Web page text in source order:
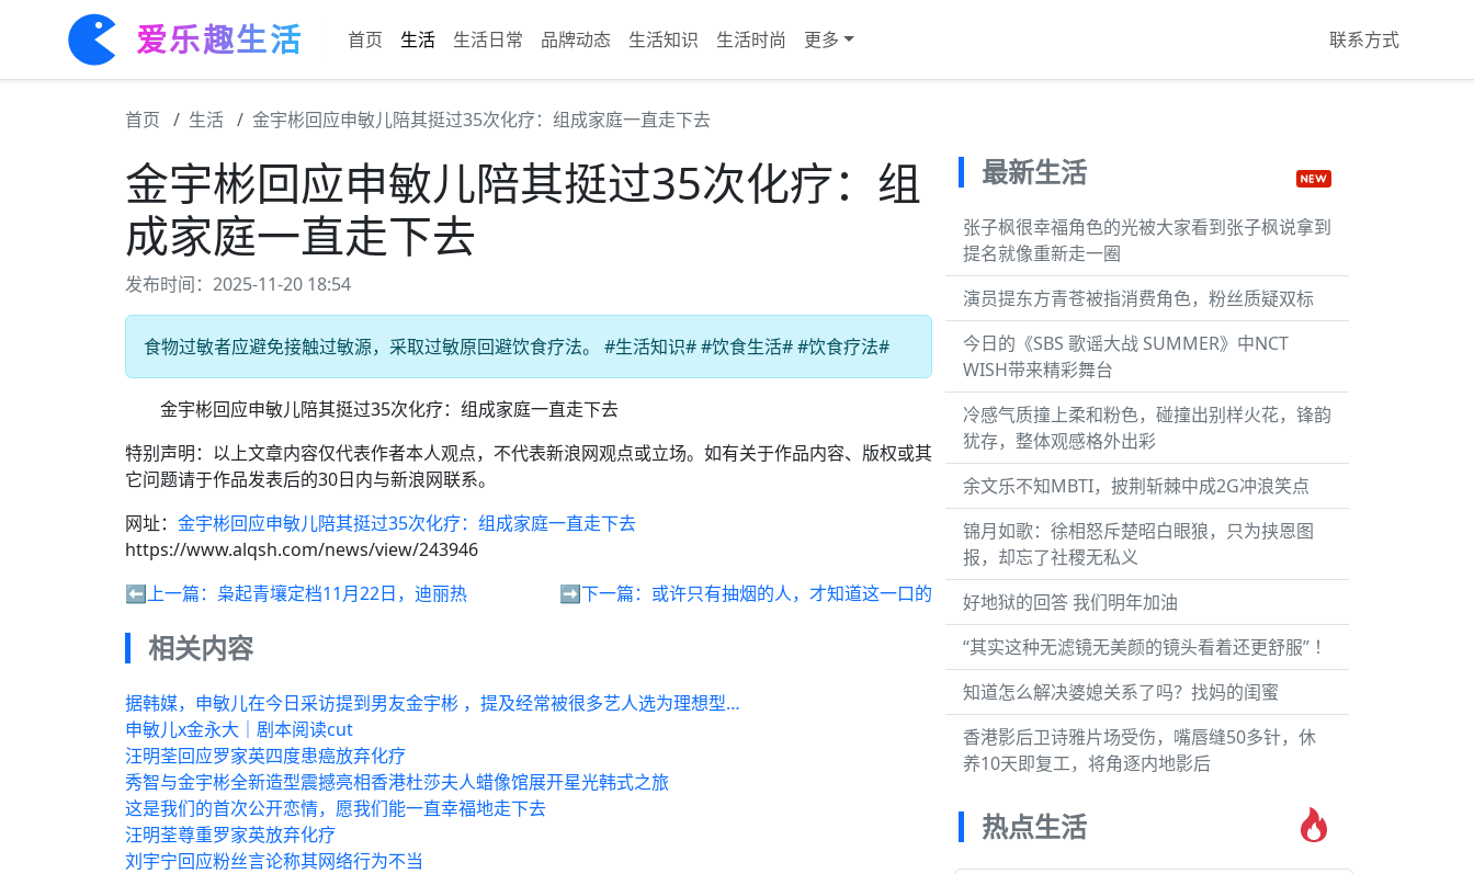
爱乐趣生活 首页 生活 生活日常 品牌动态 生活知识 生活时尚 更多 联系方式
首页 生活 金宇彬回应申敏儿陪其挺过35次化疗：组成家庭一直走下去
金宇彬回应申敏儿陪其挺过35次化疗：组
成家庭一直走下去
发布时间：2025-11-20 18:54
食物过敏者应避免接触过敏源，采取过敏原回避饮食疗法。 #生活知识# #饮食生活# #饮食疗法#
金宇彬回应申敏儿陪其挺过35次化疗：组成家庭一直走下去
特别声明：以上文章内容仅代表作者本人观点，不代表新浪网观点或立场。如有关于作品内容、版权或其
它问题请于作品发表后的30日内与新浪网联系。
网址： 金宇彬回应申敏儿陪其挺过35次化疗：组成家庭一直走下去
https://www.alqsh.com/news/view/243946
⬅️上一篇： 枭起青壤定档11月22日，迪丽热 ➡️下一篇： 或许只有抽烟的人，才知道这一口的
相关内容
据韩媒，申敏儿在今日采访提到男友金宇彬 ，提及经常被很多艺人选为理想型…
申敏儿x金永大｜剧本阅读cut
汪明荃回应罗家英四度患癌放弃化疗
秀智与金宇彬全新造型震撼亮相香港杜莎夫人蜡像馆展开星光韩式之旅
这是我们的首次公开恋情，愿我们能一直幸福地走下去
汪明荃尊重罗家英放弃化疗
刘宇宁回应粉丝言论称其网络行为不当
最新生活
张子枫很幸福角色的光被大家看到张子枫说拿到
提名就像重新走一圈
演员提东方青苍被指消费角色，粉丝质疑双标
今日的《SBS 歌谣大战 SUMMER》中NCT
WISH带来精彩舞台
冷感气质撞上柔和粉色，碰撞出别样火花，锋韵
犹存，整体观感格外出彩
余文乐不知MBTI，披荆斩棘中成2G冲浪笑点
锦月如歌：徐相怒斥楚昭白眼狼，只为挟恩图
报，却忘了社稷无私义
好地狱的回答 我们明年加油
“其实这种无滤镜无美颜的镜头看着还更舒服” ！
知道怎么解决婆媳关系了吗？找妈的闺蜜
香港影后卫诗雅片场受伤，嘴唇缝50多针，休
养10天即复工，将角逐内地影后
热点生活